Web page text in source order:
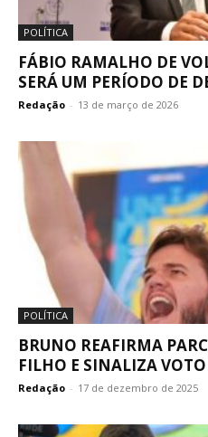
POLÍTICA
FÁBIO RAMALHO DE
SERÁ UM PERÍODO DE
Redação - 13 de março de 2026
POLÍTICA
BRUNO REAFIRMA
FILHO E SINALIZA
Redação - 17 de dezembro de 2025